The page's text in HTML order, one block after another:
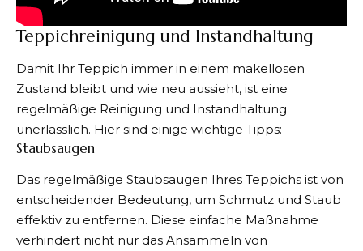
Teppichreinigung und Instandhaltung
Damit Ihr Teppich immer in einem makellosen
Zustand bleibt und wie neu aussieht, ist eine
regelmäßige Reinigung und Instandhaltung
unerlässlich. Hier sind einige wichtige Tipps:
Staubsaugen
Das regelmäßige Staubsaugen Ihres Teppichs ist von
entscheidender Bedeutung, um Schmutz und Staub
effektiv zu entfernen. Diese einfache Maßnahme
verhindert nicht nur das Ansammeln von